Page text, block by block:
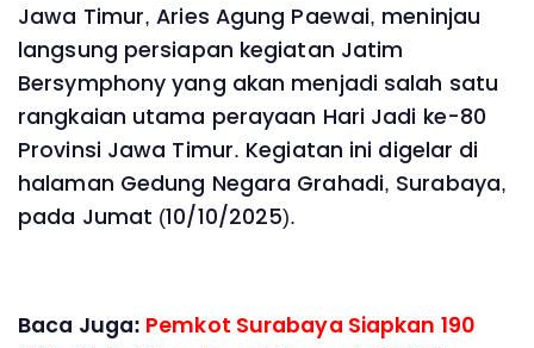
Jawa Timur, Aries Agung Paewai, meninjau
langsung persiapan kegiatan Jatim
Bersymphony yang akan menjadi salah satu
rangkaian utama perayaan Hari Jadi ke-80
Provinsi Jawa Timur. Kegiatan ini digelar di
halaman Gedung Negara Grahadi, Surabaya,
pada Jumat (10/10/2025).
Baca Juga: Pemkot Surabaya Siapkan 190